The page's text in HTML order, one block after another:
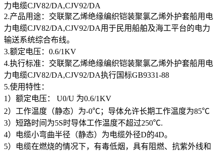
力电缆CJV82/DA,CJV92/DA
2.产品用途： 交联聚乙烯绝缘编织铠装聚氯乙烯外护套船用电
力电缆CJV82/DA,CJV92/DA用于民用船舶及海工平台的电力
输送系统综合布线。
3.额定电压： 0.6/1KV
4.执行标准： 交联聚乙烯绝缘编织铠装聚氯乙烯外护套船用电
力电缆CJV82/DA,CJV92/DA执行国标GB9331-88
5.使用特性：
1）额定电压： U0/U 为0.6/1KV
2）工作温度（静态）为-0℃；导体允许长期工作温度为85℃
3）短路时间为5S时导体工作温度不超过250℃.
4）电缆小弯曲半径（静态）为电缆外径D的4D。
5）电缆在燃烧的情况下，有毒低烟，具有阻燃、抗紫外线和